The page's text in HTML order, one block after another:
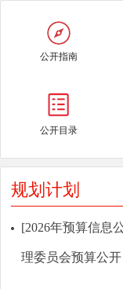
公开指南
公开目录
规划计划
[2026年预算信息
理委员会预算公开